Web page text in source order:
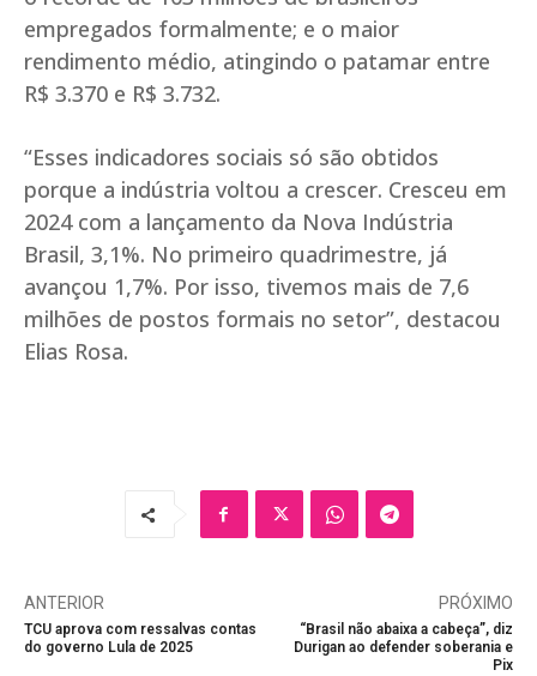
empregados formalmente; e o maior
rendimento médio, atingindo o patamar entre
R$ 3.370 e R$ 3.732.
“Esses indicadores sociais só são obtidos
porque a indústria voltou a crescer. Cresceu em
2024 com a lançamento da Nova Indústria
Brasil, 3,1%. No primeiro quadrimestre, já
avançou 1,7%. Por isso, tivemos mais de 7,6
milhões de postos formais no setor”, destacou
Elias Rosa.
ANTERIOR
TCU aprova com ressalvas contas
do governo Lula de 2025
PRÓXIMO
“Brasil não abaixa a cabeça”, diz
Durigan ao defender soberania e
Pix